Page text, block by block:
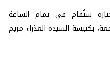
ستُقام في تمام الساعة
بكنيسة السيدة العذراء مريم